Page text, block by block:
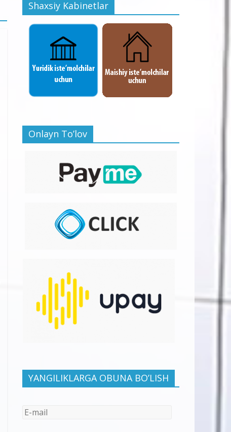
Shaxsiy Kabinetlar
Onlayn To’lov
YANGILIKLARGA OBUNA BO’LISH